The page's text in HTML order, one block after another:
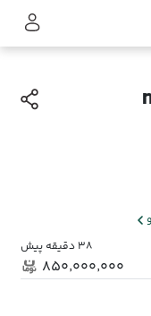
38 دقیقه پیش
۸۵۰٬۰۰۰٬۰۰۰